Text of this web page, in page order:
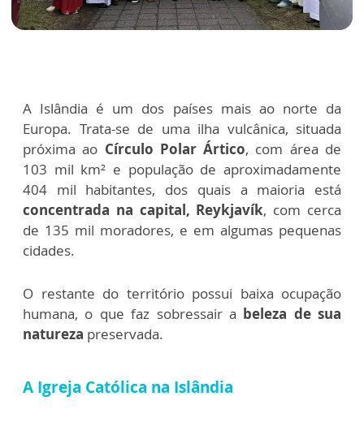
A Islândia é um dos países mais ao norte da
Europa. Trata-se de uma ilha vulcânica, situada
próxima ao Círculo Polar Ártico, com área de
103 mil km² e população de aproximadamente
404 mil habitantes, dos quais a maioria está
concentrada na capital, Reykjavík, com cerca
de 135 mil moradores, e em algumas pequenas
cidades.
O restante do território possui baixa ocupação
humana, o que faz sobressair a beleza de sua
natureza preservada.
A Igreja Católica na Islândia